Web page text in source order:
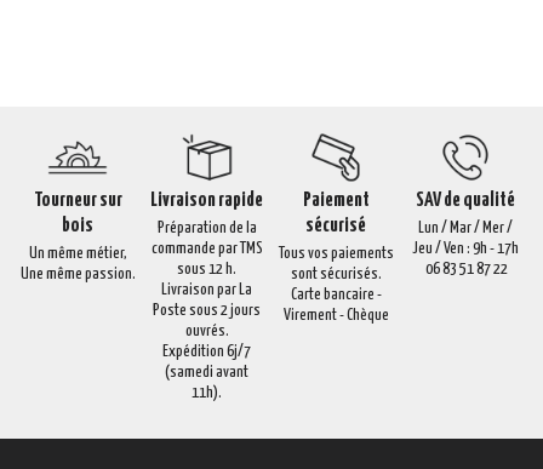
Tourneur sur
bois
Un même métier,
Une même passion.
Livraison rapide
Préparation de la
commande par TMS
sous 12 h.
Livraison par La
Poste sous 2 jours
ouvrés.
Expédition 6j/7
(samedi avant
11h).
Paiement
sécurisé
Tous vos paiements
sont sécurisés.
Carte bancaire -
Virement - Chèque
SAV de qualité
Lun / Mar / Mer /
Jeu / Ven : 9h - 17h
06 83 51 87 22